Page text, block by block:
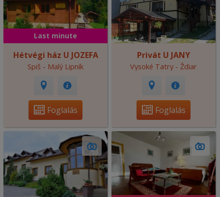
Last minute
Hétvégi ház U JOZEFA
Spiš - Malý Lipník
Foglalás
Privát U JANY
Vysoké Tatry - Ždiar
Foglalás